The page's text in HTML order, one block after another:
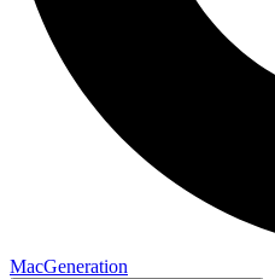
MacGeneration